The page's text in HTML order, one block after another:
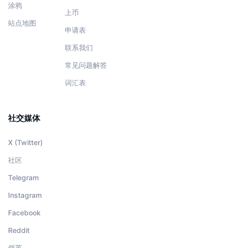
涂鸦
站点地图
上币
申请表
联系我们
常见问题解答
词汇表
社交媒体
X (Twitter)
社区
Telegram
Instagram
Facebook
Reddit